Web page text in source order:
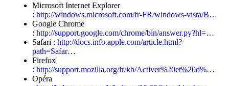
Microsoft Internet Explorer
: http://windows.microsoft.com/fr-FR/windows-vista/B…
Google Chrome
: http://support.google.com/chrome/bin/answer.py?hl=…
Safari : http://docs.info.apple.com/article.html?
path=Safar…
Firefox
: http://support.mozilla.org/fr/kb/Activer%20et%20d%…
Opéra